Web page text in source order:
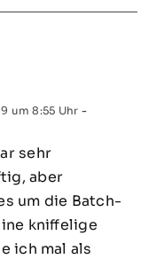
um 8:55 Uhr -
sehr
aber
um die Batch-
kniffelige
ich mal als